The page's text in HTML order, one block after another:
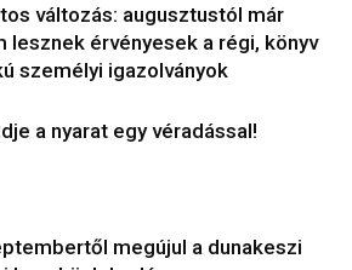
változás: augusztustól már
lesznek érvényesek a régi, könyv
személyi igazolványok
a nyarat egy véradással!
megújul a dunakeszi